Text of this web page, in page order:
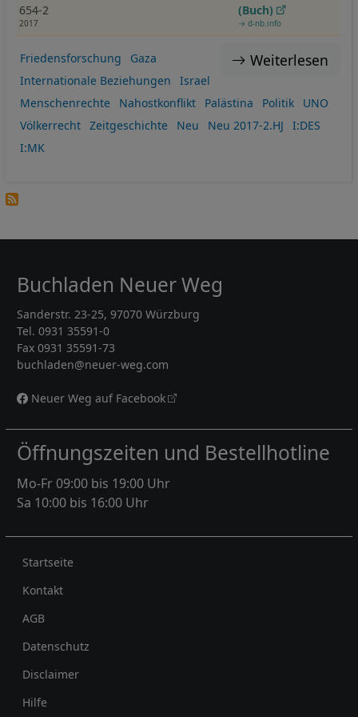
654-2
2017
(Buch)
→ d-nb.info
Weiterlesen
Friedensforschung
Gaza
Internationale Beziehungen
Israel
Menschenrechte
Nahostkonflikt Palästina Politik
UNO
Völkerrecht
Zeitgeschichte Neu Neu 2017-2.HJ
I:DES
I:MK
Buchladen Neuer Weg
Sanderstr. 23-25, 97070 Würzburg
Tel. 0931 35591-0
Fax 0931 35591-73
buchladen@neuer-weg.com
Neuer Weg auf Facebook
Öffnungszeiten und Bestellhotline
Mo-Fr 09:00 bis 19:00 Uhr
Sa 10:00 bis 16:00 Uhr
Rechtliches
Startseite
Kontakt
AGB
Datenschutz
Disclaimer
Hilfe